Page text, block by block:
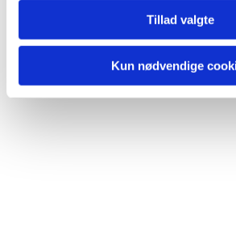
Tillad valgte
Kun nødvendige
Du vil måske også